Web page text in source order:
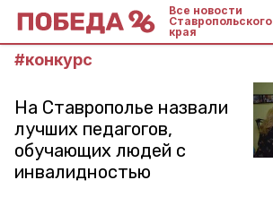
Все новости
Ставропольского
края
#конкурс
На Ставрополье назвали
лучших педагогов,
обучающих людей с
инвалидностью